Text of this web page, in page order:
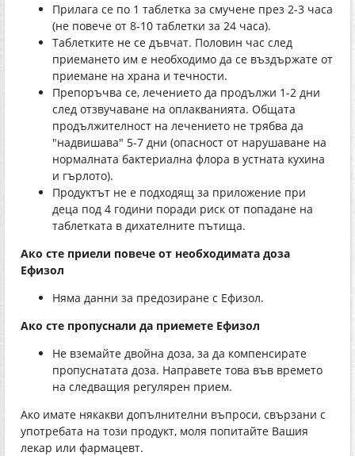
Прилага се по 1 таблетка за смучене през 2-3 часа
(не повече от 8-10 таблетки за 24 часа).
Таблетките не се дъвчат. Половин час след
приемането им е необходимо да се въздържате от
приемане на храна и течности.
Препоръчва се, лечението да продължи 1-2 дни
след отзвучаване на оплакванията. Общата
продължителност на лечението не трябва да
"надвишава" 5-7 дни (опасност от нарушаване на
нормалната бактериална флора в устната кухина
и гърлото).
Продуктът не е подходящ за приложение при
деца под 4 години поради риск от попадане на
таблетката в дихателните пътища.
Ако сте приели повече от необходимата доза
Ефизол
Няма данни за предозиране с Ефизол.
Ако сте пропуснали да приемете Ефизол
Не вземайте двойна доза, за да компенсирате
пропуснатата доза. Направете това във времето
на следващия регулярен прием.
Ако имате някакви допълнителни въпроси, свързани с
употребата на този продукт, моля попитайте Вашия
лекар или фармацевт.